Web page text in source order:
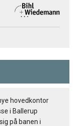
hovedkontor
i Ballerup
på banen i